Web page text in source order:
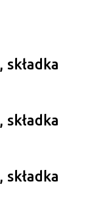
, składka
, składka
, składka